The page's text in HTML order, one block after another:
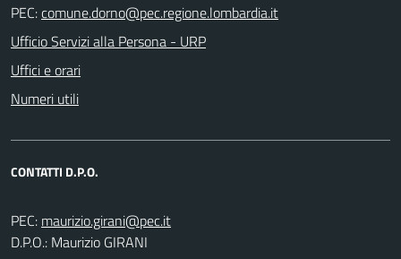
PEC:
Ufficio Servizi alla Persona - URP
Uffici e orari
Numeri utili
CONTATTI D.P.O.
PEC:
D.P.O.: Maurizio GIRANI